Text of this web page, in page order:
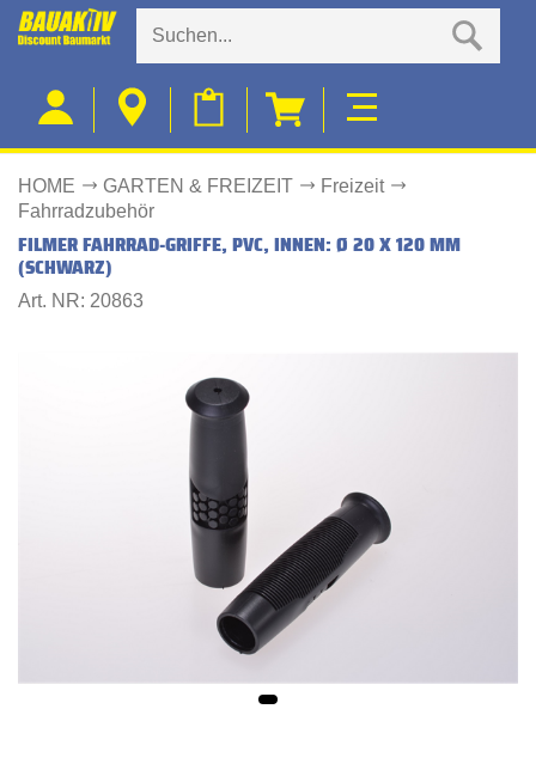
HOME GARTEN & FREIZEIT
Freizeit
Fahrradzubehör
FILMER FAHRRAD-GRIFFE, PVC, INNEN: Ø 20 X 120 MM
(SCHWARZ)
Art. NR: 20863